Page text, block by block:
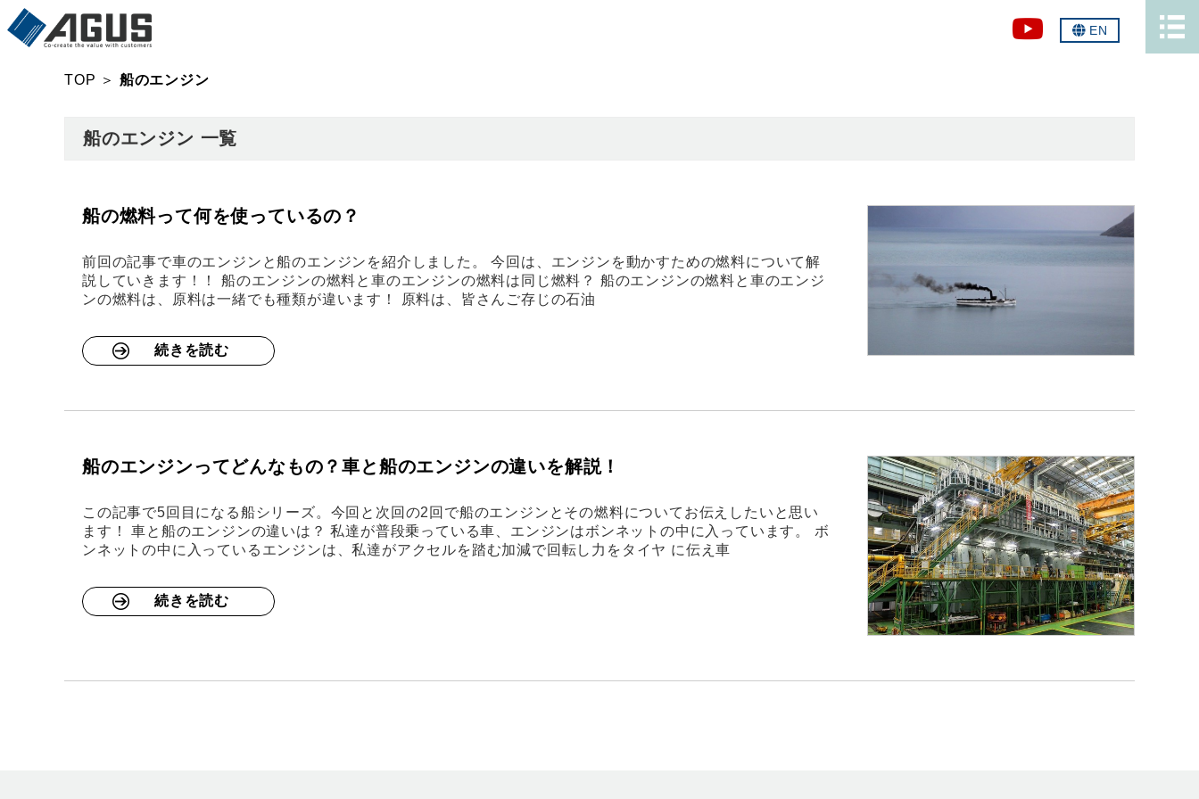
EN
TOP ＞ 船のエンジン
船のエンジン 一覧
船の燃料って何を使っているの？
前回の記事で車のエンジンと船のエンジンを紹介しました。 今回は、エンジンを動かすための燃料について解
説していきます！！ 船のエンジンの燃料と車のエンジンの燃料は同じ燃料？ 船のエンジンの燃料と車のエンジ
ンの燃料は、原料は一緒でも種類が違います！ 原料は、皆さんご存じの石油
続きを読む
船のエンジンってどんなもの？車と船のエンジンの違いを解説！
この記事で5回目になる船シリーズ。今回と次回の2回で船のエンジンとその燃料についてお伝えしたいと思い
ます！ 車と船のエンジンの違いは？ 私達が普段乗っている車、エンジンはボンネットの中に入っています。 ボ
ンネットの中に入っているエンジンは、私達がアクセルを踏む加減で回転し力をタイヤ に伝え車
続きを読む